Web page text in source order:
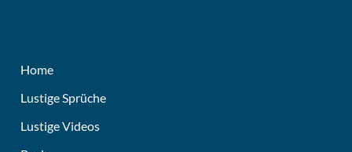
Home
Lustige Sprüche
Lustige Videos